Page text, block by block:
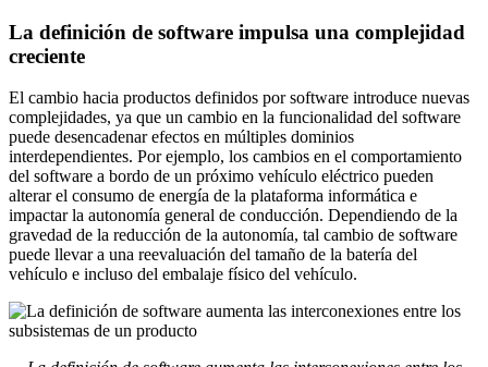
La definición de software impulsa una complejidad
creciente
El cambio hacia productos definidos por software introduce nuevas
complejidades, ya que un cambio en la funcionalidad del software
puede desencadenar efectos en múltiples dominios
interdependientes. Por ejemplo, los cambios en el comportamiento
del software a bordo de un próximo vehículo eléctrico pueden
alterar el consumo de energía de la plataforma informática e
impactar la autonomía general de conducción. Dependiendo de la
gravedad de la reducción de la autonomía, tal cambio de software
puede llevar a una reevaluación del tamaño de la batería del
vehículo e incluso del embalaje físico del vehículo.